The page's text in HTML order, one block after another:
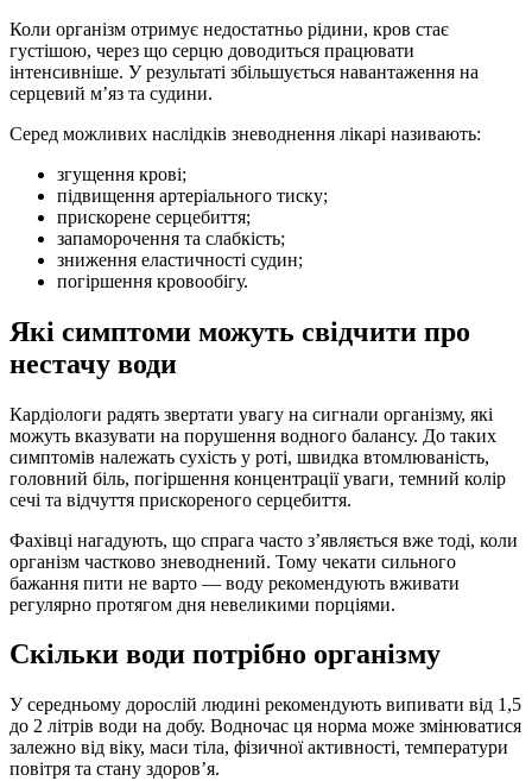
Коли організм отримує недостатньо рідини, кров стає
густішою, через що серцю доводиться працювати
інтенсивніше. У результаті збільшується навантаження на
серцевий м’яз та судини.
Серед можливих наслідків зневоднення лікарі називають:
згущення крові;
підвищення артеріального тиску;
прискорене серцебиття;
запаморочення та слабкість;
зниження еластичності судин;
погіршення кровообігу.
Які симптоми можуть свідчити про
нестачу води
Кардіологи радять звертати увагу на сигнали організму, які
можуть вказувати на порушення водного балансу. До таких
симптомів належать сухість у роті, швидка втомлюваність,
головний біль, погіршення концентрації уваги, темний колір
сечі та відчуття прискореного серцебиття.
Фахівці нагадують, що спрага часто з’являється вже тоді, коли
організм частково зневоднений. Тому чекати сильного
бажання пити не варто — воду рекомендують вживати
регулярно протягом дня невеликими порціями.
Скільки води потрібно організму
У середньому дорослій людині рекомендують випивати від 1,5
до 2 літрів води на добу. Водночас ця норма може змінюватися
залежно від віку, маси тіла, фізичної активності, температури
повітря та стану здоров’я.